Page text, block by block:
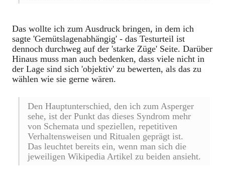
Das wollte ich zum Ausdruck bringen, in dem ich
sagte 'Gemütslagenabhängig' - das Testurteil ist
dennoch durchweg auf der 'starke Züge' Seite. Darüber
Hinaus muss man auch bedenken, dass viele nicht in
der Lage sind sich 'objektiv' zu bewerten, als das zu
wählen wie sie gerne wären.
Den Hauptunterschied, den ich zum Asperger
sehe, ist der Punkt das dieses Syndrom mehr
von Schemata und speziellen, repetitiven
Verhaltensweisen und Ritualen geprägt ist.
Das leuchtet bereits ein, wenn man sich die
jeweiligen Wikipedia Artikel zu beiden ansieht.